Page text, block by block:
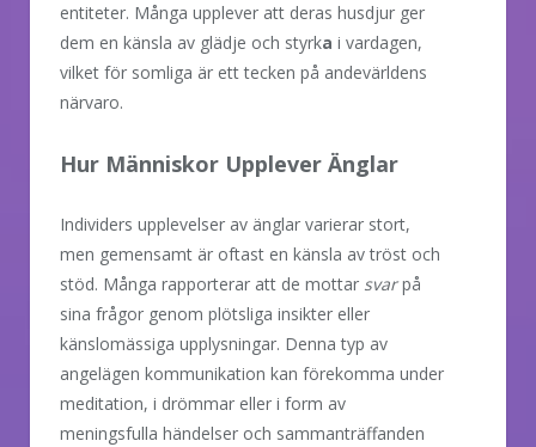
entiteter. Många upplever att deras husdjur ger
dem en känsla av glädje och styrka i vardagen,
vilket för somliga är ett tecken på andevärldens
närvaro.
Hur Människor Upplever Änglar
Individers upplevelser av änglar varierar stort,
men gemensamt är oftast en känsla av tröst och
stöd. Många rapporterar att de mottar svarpå
sina frågor genom plötsliga insikter eller
känslomässiga upplysningar. Denna typ av
angelägen kommunikation kan förekomma under
meditation, i drömmar eller i form av
meningsfulla händelser och sammanträffanden